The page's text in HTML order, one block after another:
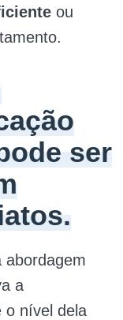
ou
ser
abordagem
a
o nível dela